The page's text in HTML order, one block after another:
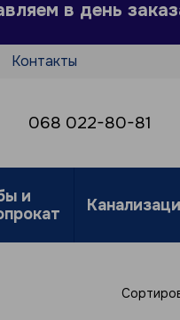
в день
Контакты
068 022-80-81
и